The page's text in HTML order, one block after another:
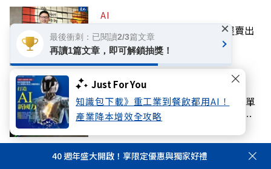
Just For You
知識包下載》重工業到餐飲都用AI！
產業降本增效全攻略
AI
AI創新翻轉營運陳規！拉亞漢堡賣出
史上最爆款漢堡的祕密
科技
國安基金「史上最長護盤」持股名單
曝光！買8檔個股，靠這檔賺77億最
金融
40 週年盛大開啟！享限定優惠與獨家好禮
最後衝刺：已閱讀2/3篇文章
再讀1篇文章，即可解鎖抽獎！
×